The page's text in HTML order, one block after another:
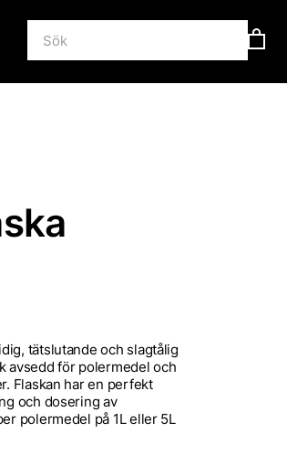
tätslutande och slagtålig
avsedd för polermedel och
Flaskan har en perfekt
och dosering av
polermedel på 1L eller 5L